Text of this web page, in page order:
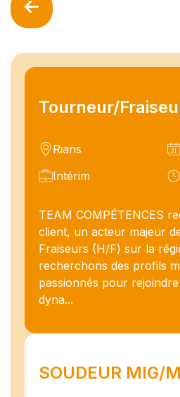
Tourneur/
Rians
Intérim
TEAM COMPÉTENCES
client, un acteur majeur
Fraiseurs (H/F) sur la
recherchons des profils
passionnés pour
dyna...
SOUDEUR MIG/